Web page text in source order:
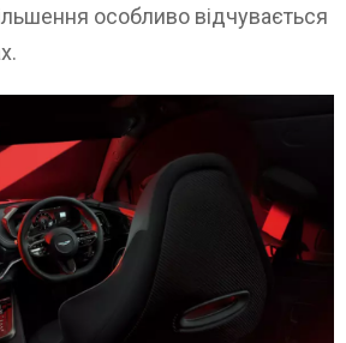
особливо відчувається